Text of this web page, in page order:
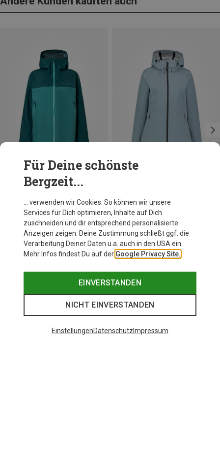
Du sparst 32%
Für Deine schönste
Bergzeit...
… verwenden wir Cookies. So können wir unsere
Services für Dich optimieren, Inhalte auf Dich
zuschneiden und dir entsprechend personalisierte
Anzeigen zeigen. Deine Zustimmung schließt ggf. die
Verarbeitung Deiner Daten u.a. auch in den USA ein.
Mehr Infos findest Du auf der Google Privacy Site.
EINVERSTANDEN
NICHT EINVERSTANDEN
EinstellungenDatenschutz Impressum